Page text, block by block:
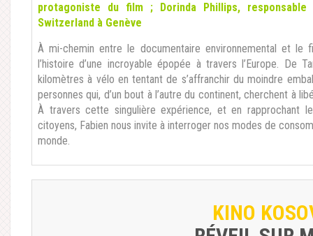
protagoniste du film ; Dorinda Phillips, responsable
Switzerland à Genève
À mi-chemin entre le documentaire environnemental et le
l’histoire d’une incroyable épopée à travers l’Europe. De
kilomètres à vélo en tentant de s’affranchir du moindre
personnes qui, d’un bout à l’autre du continent, cherchent à
À travers cette singulière expérience, et en rapprochant
citoyens, Fabien nous invite à interroger nos modes de
monde.
KINO